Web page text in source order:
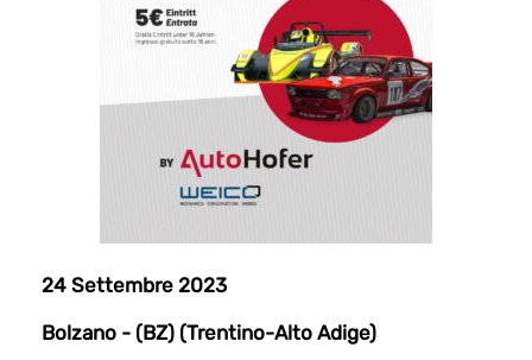
24 Settembre 2023
Bolzano - (BZ) (Trentino-Alto Adige)